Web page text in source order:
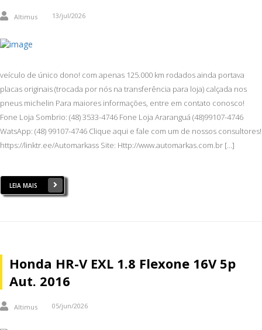
Altimus 13/jul/2026
veículo de único dono! com apenas 125.000 km rodados ainda portava
placas originais (trocada por nós na transferência para loja) calçada nos
pneus michelin Para maiores informações, entre em contato conosco!
Fone Loja Sombrio: (48) 3533-4746 Fone Loja Araranguá (48)99107-4746
WatsApp: (48) 99107-4746 Clique aqui e fale com um de nossos consultores!
https://linktr.ee/Automarkass Site: Http://www.automarkas.com.br […]
LEIA MAIS
Honda HR-V EXL 1.8 Flexone 16V 5p
Aut. 2016
Altimus 05/jun/2026